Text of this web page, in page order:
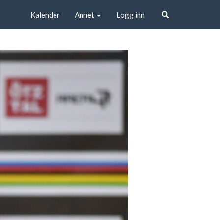
Kalender Annet Logg inn